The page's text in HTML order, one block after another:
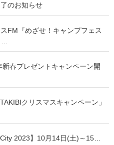
のお知らせ
FM『めざせ！キャンプフェス
新春プレゼントキャンペーン開
クリスマスキャンペーン」
2023】10月14日(土)～15…